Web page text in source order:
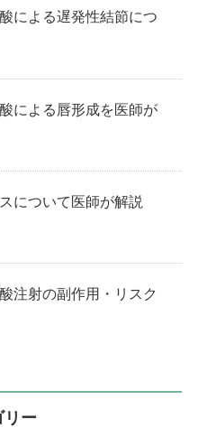
による遅発性結節につ
による唇形成を医師が
について医師が解説
注射の副作用・リスク
リー